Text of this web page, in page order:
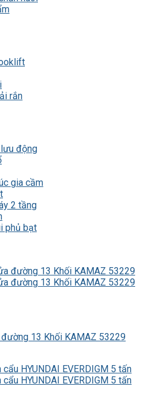
rắn
động
gia cầm
2 tầng
phủ bạt
13 Khối KAMAZ 53229